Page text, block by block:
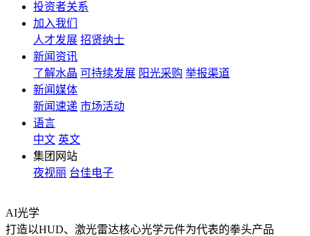
投资者关系
加入我们
人才发展 招贤纳士
新闻资讯
了解水晶 可持续发展 阳光采购 举报渠道
新闻媒体
新闻速递 市场活动
语言
中文 英文
集团网站
夜视丽 台佳电子
AI光学
打造以HUD、激光雷达核心光学元件为代表的拳头产品